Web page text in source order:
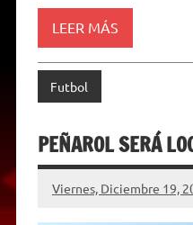
LEER MÁS
Futbol
PEÑAROL SERÁ
Viernes, Diciembre 19,